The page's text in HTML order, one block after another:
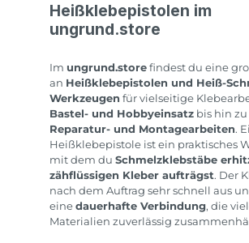
Heißklebepistolen im
ungrund.store
Im ungrund.store findest du eine
an Heißklebepistolen und Heiß-
Werkzeugen für vielseitige
Bastel- und Hobbyeinsatz bis hin
Reparatur- und Montagearbeiten.
Heißklebepistole ist ein praktisches
mit dem du Schmelzklebstäbe
zähflüssigen Kleber aufträgst. Der
nach dem Auftrag sehr schnell aus
eine dauerhafte Verbindung, die
Materialien zuverlässig